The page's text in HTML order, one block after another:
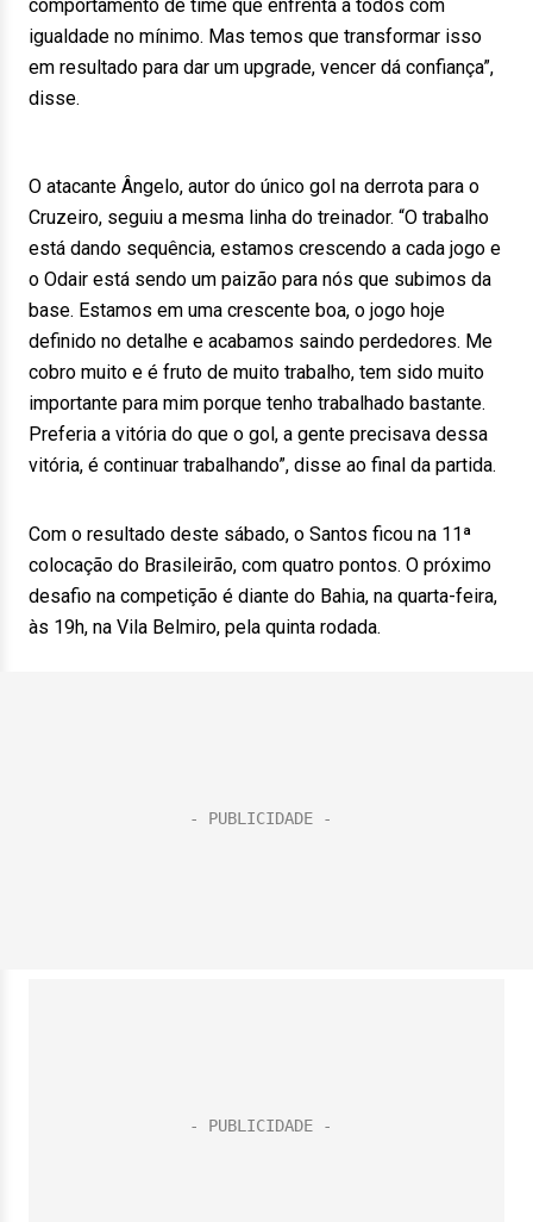
comportamento de time que enfrenta a todos com
igualdade no mínimo. Mas temos que transformar isso
em resultado para dar um upgrade, vencer dá confiança”,
disse.
O atacante Ângelo, autor do único gol na derrota para o
Cruzeiro, seguiu a mesma linha do treinador. “O trabalho
está dando sequência, estamos crescendo a cada jogo e
o Odair está sendo um paizão para nós que subimos da
base. Estamos em uma crescente boa, o jogo hoje
definido no detalhe e acabamos saindo perdedores. Me
cobro muito e é fruto de muito trabalho, tem sido muito
importante para mim porque tenho trabalhado bastante.
Preferia a vitória do que o gol, a gente precisava dessa
vitória, é continuar trabalhando”, disse ao final da partida.
Com o resultado deste sábado, o Santos ficou na 11ª
colocação do Brasileirão, com quatro pontos. O próximo
desafio na competição é diante do Bahia, na quarta-feira,
às 19h, na Vila Belmiro, pela quinta rodada.